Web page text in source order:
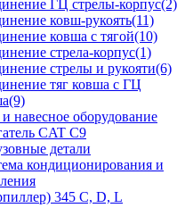
ГЦ стрелы-корпус(2)
ковш-рукоять(11)
ковша с тягой(10)
стрела-корпус(1)
стрелы и рукояти(6)
тяг ковша с ГЦ
навесное оборудование
CAT C9
детали
кондиционирования и
345 C, D, L